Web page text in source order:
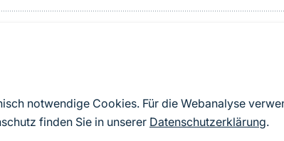
notwendige Cookies. Für die Webanalyse
finden Sie in unserer Datenschutzerklärung.